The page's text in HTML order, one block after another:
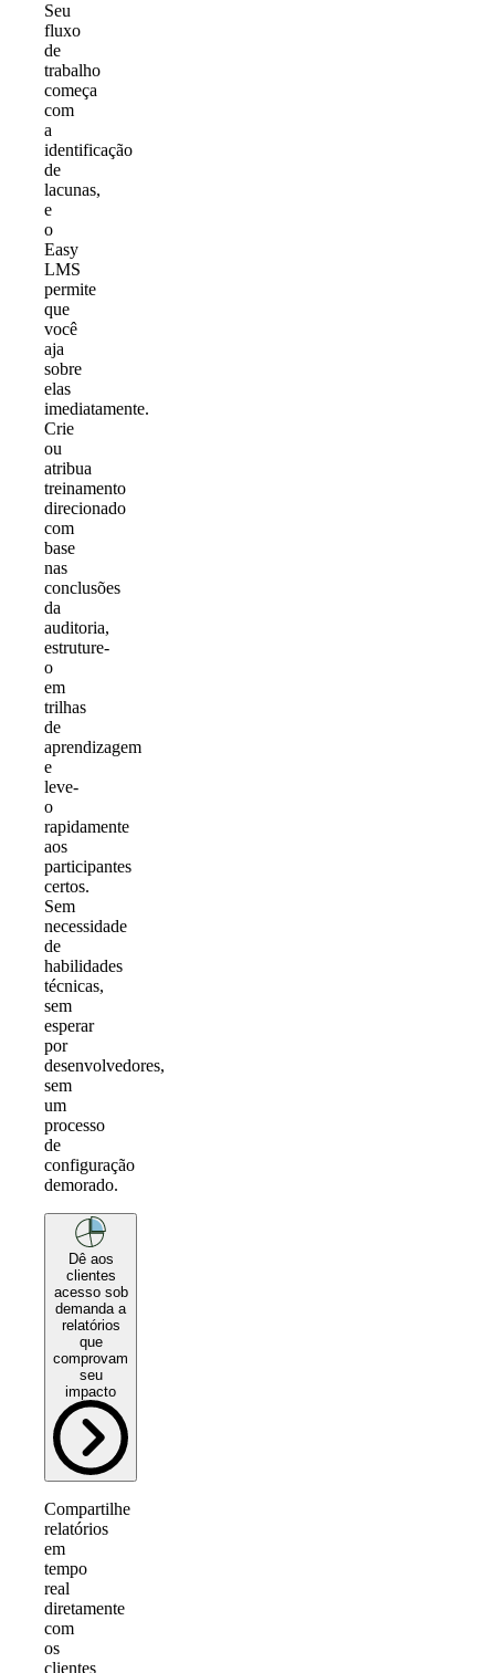
Seu
fluxo
de
trabalho
começa
com
a
identificação
de
lacunas,
e
o
Easy
LMS
permite
que
você
aja
sobre
elas
imediatamente.
Crie
ou
atribua
treinamento
direcionado
com
base
nas
conclusões
da
auditoria,
estruture-
o
em
trilhas
de
aprendizagem
e
leve-
o
rapidamente
aos
participantes
certos.
Sem
necessidade
de
habilidades
técnicas,
sem
esperar
por
desenvolvedores,
sem
um
processo
de
configuração
demorado.
Dê aos
clientes
acesso sob
demanda a
relatórios
que
comprovam
seu
impacto
Compartilhe
relatórios
em
tempo
real
diretamente
com
os
clientes